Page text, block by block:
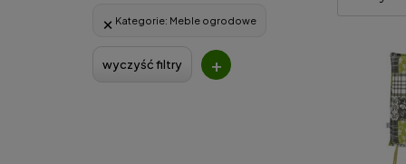
Kategorie: Meble ogrodowe
wyczyść filtry +